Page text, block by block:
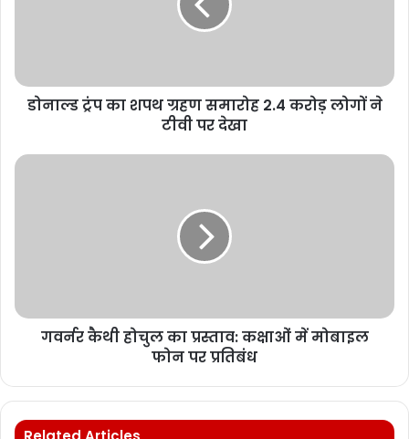
डोनाल्ड ट्रंप का शपथ ग्रहण समारोह 2.4 करोड़ लोगों ने
टीवी पर देखा
गवर्नर कैथी होचुल का प्रस्ताव: कक्षाओं में मोबाइल
फोन पर प्रतिबंध